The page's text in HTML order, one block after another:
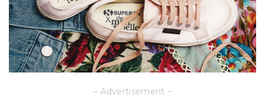
– Advertisement –